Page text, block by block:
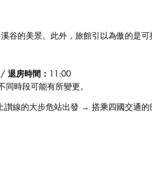
谷的美景。此外，旅館引以為傲的是
/ 退房時間： 11:00
時段可能有所變更。
讃線的大步危站出發 → 搭乘四國交通